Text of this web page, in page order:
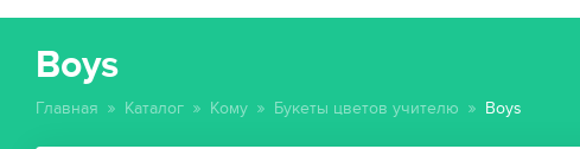
Boys
Главная Каталог Кому Букеты цветов учителю Boys